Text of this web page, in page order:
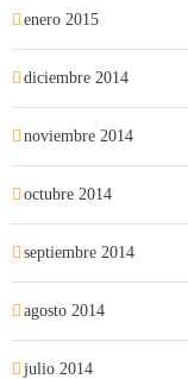
enero 2015
diciembre 2014
noviembre 2014
octubre 2014
septiembre 2014
agosto 2014
julio 2014